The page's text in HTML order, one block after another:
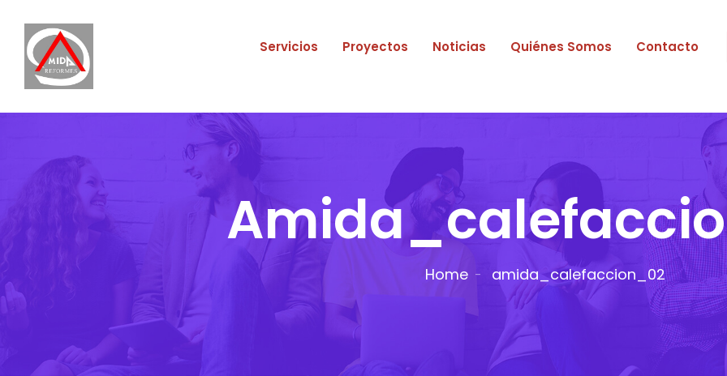
Servicios Proyectos Noticias Quiénes Somos Contacto
Home amida_calefaccion_02